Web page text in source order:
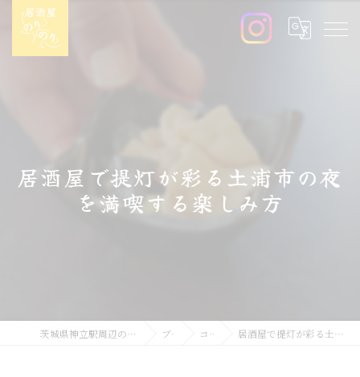
居酒屋で提灯が彩る土浦市の夜
を満喫する楽しみ方
茨城県神立駅周辺の居酒屋なら居酒屋のりのり ブログ コラム 居酒屋で提灯が彩る土浦市の夜を満喫する楽しみ方